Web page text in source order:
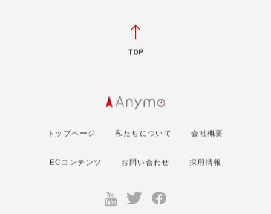
TOP
トップページ 私たちについて 会社概要
ECコンテンツ お問い合わせ 採用情報